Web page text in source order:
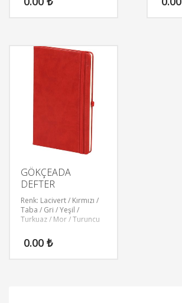
GÖKÇEADA
DEFTER
Renk: Lacivert / Kırmızı /
Taba / Gri / Yeşil /
Turkuaz / Mor / Turuncu
0.00 ₺